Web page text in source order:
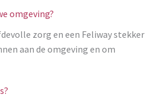
omgeving?
zorg en een Feliway stekker
aan de omgeving en om